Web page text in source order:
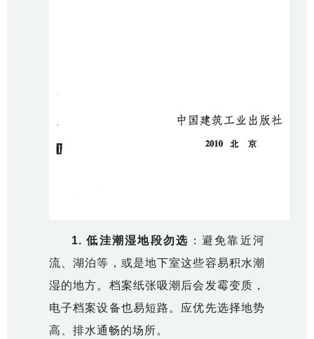
1.低洼潮湿地段勿选 ：避免靠近河
流、湖泊等，或是地下室这些容易积水潮
湿的地方。档案纸张吸潮后会发霉变质，
电子档案设备也易短路。应优先选择地势
高、排水通畅的场所。